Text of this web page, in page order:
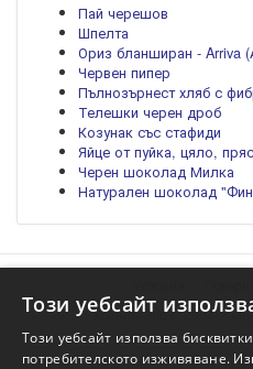
Пай черешов
Шпелта
Ориз бланширан - Arriva
Червен пипер
Пълнозърнест хляб с
Телешки черен дроб
Козунак със стафиди
Яйце от пуйка, цяло,
Черен шоколад Милка
Натурален шоколад
Храните.info © 2004-
Този уебсайт
Този уебсайт използва
потребителското изживяване.